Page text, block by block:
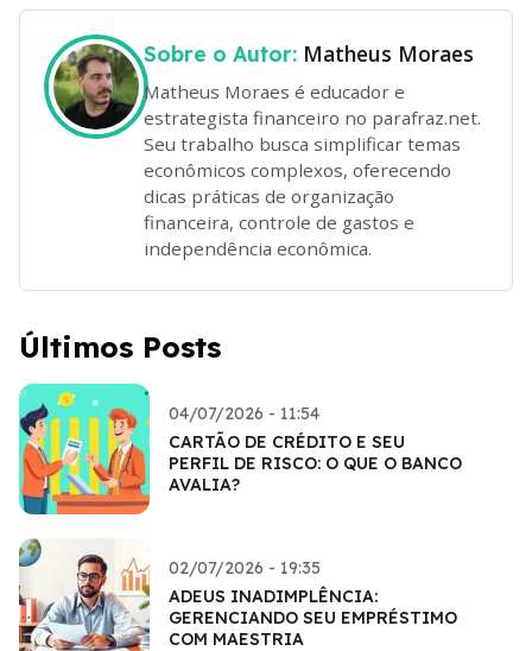
Sobre o Autor: Matheus Moraes
Matheus Moraes é educador e
estrategista financeiro no parafraz.net.
Seu trabalho busca simplificar temas
econômicos complexos, oferecendo
dicas práticas de organização
financeira, controle de gastos e
independência econômica.
Últimos Posts
04/07/2026 - 11:54
CARTÃO DE CRÉDITO E SEU
PERFIL DE RISCO: O QUE O BANCO
AVALIA?
02/07/2026 - 19:35
ADEUS INADIMPLÊNCIA:
GERENCIANDO SEU EMPRÉSTIMO
COM MAESTRIA